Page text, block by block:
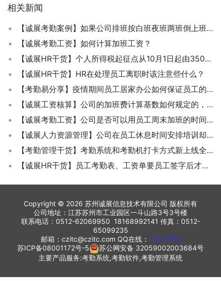
相关新闻
【诚展考勤案例】如果公司排班按白班夜班两班倒上班,该如何保证休息了？
【诚展考勤工资】如何计算加班工资？
【诚展HR干货】个人所得税起征点从10月1日起由3500提高到5000每月
【诚展HR干货】HR在处理员工离职时该注意些什么？
【考勤易分享】疫情期间员工居家办公如何保证员工的正常考勤？
【诚展工资核算】公司的加班费计算基数如何规定的，可以按当地的最低工资来算吗？
【诚展考勤工资】公司是否可以用员工周末加班的时间来抵扣请假时间？
【诚展人力资源管理】公司在员工休息时间安排培训却不算考勤加班工时是否合法？
【考勤管理干货】考勤系统和考勤机打卡方式新上线全员通知公告样本
【诚展HR干货】员工考勤表、工资单要员工签字后才能做法律证明？
Copyright © 2026 苏州诚展信息技术有限公司 版权所有
公司地址：江苏苏州市工业园区一斗山路3号3号楼
联系电话：0512-62069950 18168992141 传真：0512-
65099235
邮箱：czitc@czitc.com QQ在线： 19128781
苏ICP备08001172号-5
苏公网安备 32059002003684号
主要产品服务:考勤系统,考勤软件,考勤管理系统